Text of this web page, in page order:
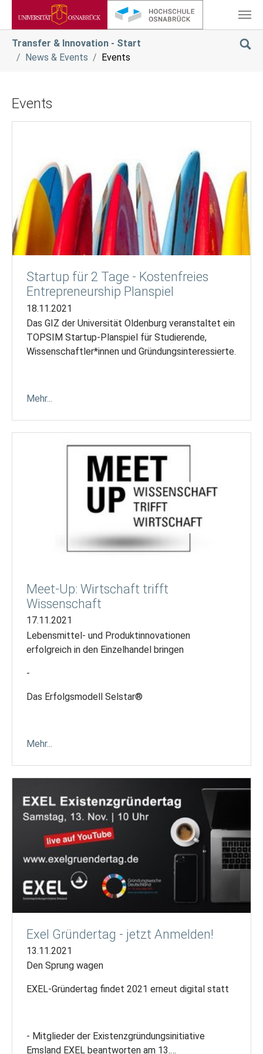
Transfer & Innovation - Start
News & Events
Events
Events
Startup für 2 Tage - Kostenfreies
Entrepreneurship Planspiel
18.11.2021
Das GIZ der Universität Oldenburg veranstaltet ein
TOPSIM Startup-Planspiel für Studierende,
Wissenschaftler*innen und Gründungsinteressierte.
Mehr...
Meet-Up: Wirtschaft trifft
Wissenschaft
17.11.2021
Lebensmittel- und Produktinnovationen
erfolgreich in den Einzelhandel bringen
-
Das Erfolgsmodell Selstar®
Mehr...
Exel Gründertag - jetzt Anmelden!
13.11.2021
Den Sprung wagen
EXEL-Gründertag findet 2021 erneut digital statt
- Mitglieder der Existenzgründungsinitiative
Emsland EXEL beantworten am 13.…